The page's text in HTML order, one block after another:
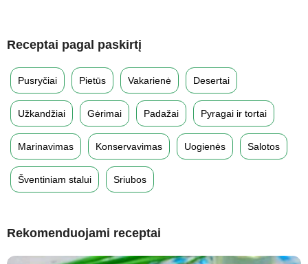
Receptai pagal paskirtį
Pusryčiai Pietūs Vakarienė Desertai
Užkandžiai Gėrimai Padažai Pyragai ir tortai
Marinavimas Konservavimas Uogienės Salotos
Šventiniam stalui Sriubos
Rekomenduojami receptai